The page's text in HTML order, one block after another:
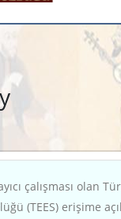
çalışması olan
(TEES) erişime